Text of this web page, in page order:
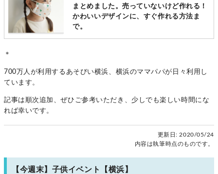
まとめました。売っていないけど作れる！
かわいいデザインに、すぐ作れる方法ま
で。
＊
700万人が利用するあそびい横浜、横浜のママパパが日々利用し
ています。
記事は順次追加、ぜひご参考いただき、少しでも楽しい時間にな
れば幸いです。
更新日: 2020/05/24
内容は執筆時点のものです。
【今週末】子供イベント【横浜】